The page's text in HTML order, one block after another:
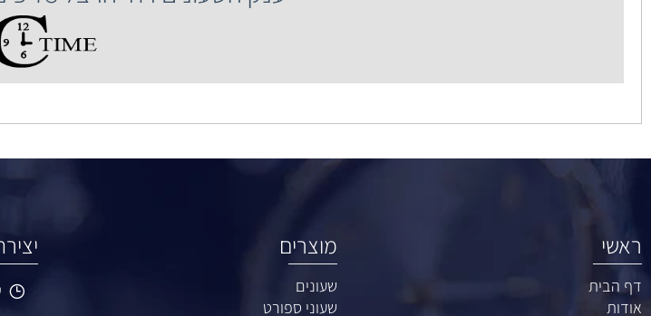
שעות פעילות:
יום א'-ה': 09:45-20:00
יום ו': 08:30-14:30
ענק השעונים רח' הרצל 73 פינת ז'בוטינסקי רמת גן.